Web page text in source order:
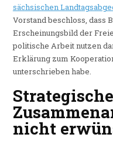
sächsischen
Vorstand beschloss, dass
Erscheinungsbild der
politische Arbeit nutzen
Erklärung zum
unterschrieben habe.
Strategische
nicht